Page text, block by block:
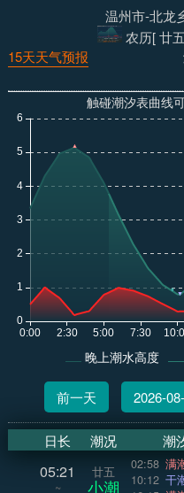
温州市-北龙
农历[ 廿
15天天气预报
触碰潮汐表曲线
晚上潮水高度
前一天 2026-
日长 潮况 潮
05:21
~
廿五
小潮
02:58 满
10:12 干